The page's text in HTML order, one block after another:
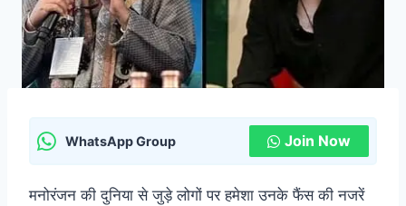
WhatsApp Group Join Now
मनोरंजन की दुनिया से जुड़े लोगों पर हमेशा उनके फैंस की नजरें